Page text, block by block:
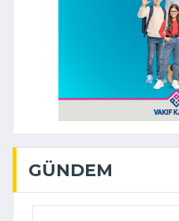
GÜNDEM